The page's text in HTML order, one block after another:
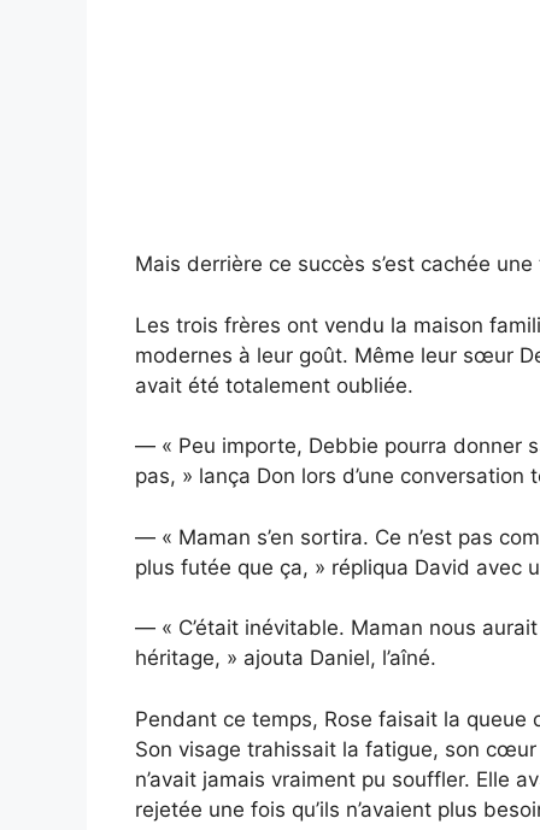
Mais derrière ce succès s’est cachée
Les trois frères ont vendu la maison
modernes à leur goût. Même leur sœur
avait été totalement oubliée.
— « Peu importe, Debbie pourra donner
pas, » lança Don lors d’une
— « Maman s’en sortira. Ce n’est pas
plus futée que ça, » répliqua David avec
— « C’était inévitable. Maman nous
héritage, » ajouta Daniel, l’aîné.
Pendant ce temps, Rose faisait la
Son visage trahissait la fatigue, son
n’avait jamais vraiment pu souffler. Elle
rejetée une fois qu’ils n’avaient plus